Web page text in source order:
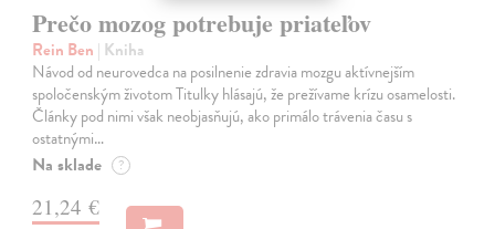
Prečo mozog potrebuje priateľov
Rein Ben | Kniha
Návod od neurovedca na posilnenie zdravia mozgu aktívnejším
spoločenským životom Titulky hlásajú, že prežívame krízu osamelosti.
Články pod nimi však neobjasňujú, ako primálo trávenia času s
ostatnými…
Na sklade ?
21,24 €